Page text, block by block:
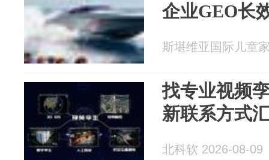
企业GEO长
斯堪维亚国际儿童
找专业视频
新联系方式
北科软 2026-08-09